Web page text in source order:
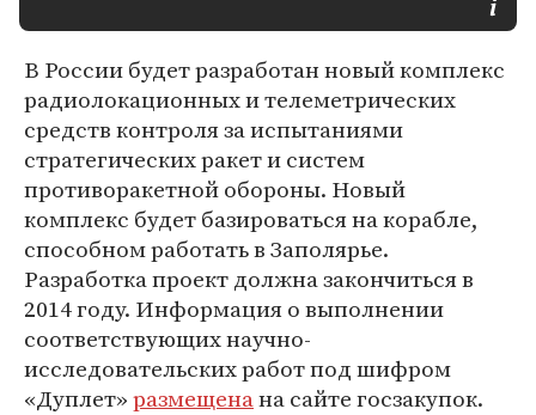
В России будет разработан новый комплекс
радиолокационных и телеметрических
средств контроля за испытаниями
стратегических ракет и систем
противоракетной обороны. Новый
комплекс будет базироваться на корабле,
способном работать в Заполярье.
Разработка проект должна закончиться в
2014 году. Информация о выполнении
соответствующих научно-
исследовательских работ под шифром
«Дуплет»размещенана сайте госзакупок.